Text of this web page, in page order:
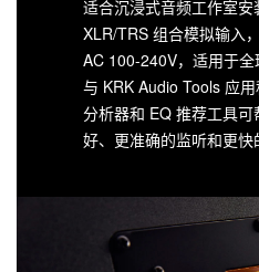
适合沉浸式音频工作室安
XLR/TRS 组合模拟输入
AC 100-240V，适用于全
与 KRK Audio Tools 应
分析器和 EQ 推荐工具
好、更准确的监听和更快